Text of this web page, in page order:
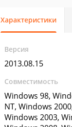
Характеристики
Версия
2013.08.15
Совместимость
Windows 98,
NT, Windows
Windows 2003,